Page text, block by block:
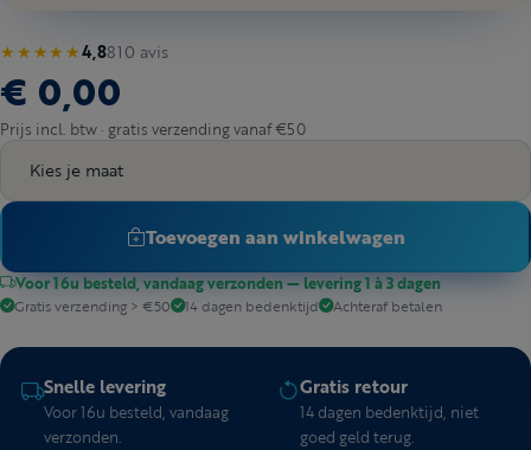
★★★★★4,8810 avis
€ 0,00
Prijs incl. btw · gratis verzending vanaf €50
Kies je maat
Toevoegen aan winkelwagen
Voor 16u besteld, vandaag verzonden — levering 1 à 3 dagen
Gratis verzending > €50 14 dagen bedenktijd Achteraf betalen
Snelle levering
Voor 16u besteld, vandaag
verzonden.
Gratis retour
14 dagen bedenktijd, niet
goed geld terug.